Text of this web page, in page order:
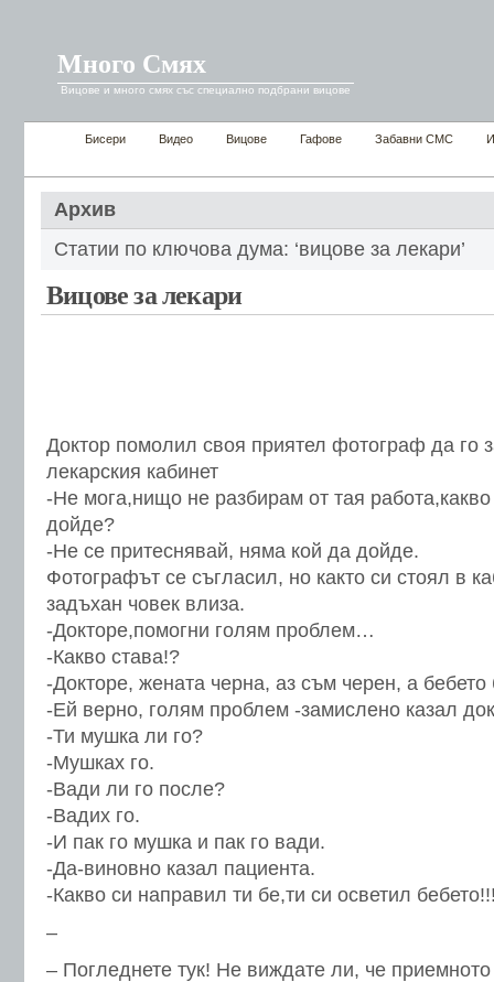
Много Смях
Вицове и много смях със специално подбрани вицове
Бисери Видео Вицове Гафове Забавни СМС
Архив
Статии по ключова дума: ‘вицове за лекари’
Вицове за лекари
Доктор помолил своя приятел фотограф да го
лекарския кабинет
-Не мога,нищо не разбирам от тая
дойде?
-Не се притеснявай, няма кой да дойде.
Фотографът се съгласил, но както си стоял в
задъхан човек влиза.
-Докторе,помогни голям проблем…
-Какво става!?
-Докторе, жената черна, аз съм черен, а бебето
-Ей верно, голям проблем -замислено казал
-Ти мушка ли го?
-Мушках го.
-Вади ли го после?
-Вадих го.
-И пак го мушка и пак го вади.
-Да-виновно казал пациента.
-Какво си направил ти бе,ти си осветил
–
– Погледнете тук! Не виждате ли, че